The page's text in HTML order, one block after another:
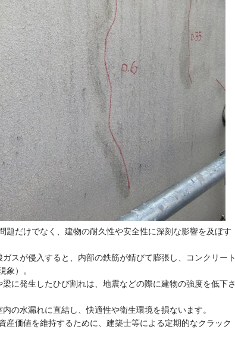
題だけでなく、建物の耐久性や安全性に深刻な影響を及ぼす
スが侵入すると、内部の鉄筋が錆びて膨張し、コンクリート
）。
に発生したひび割れは、地震などの際に建物の強度を低下さ
の水漏れに直結し、快適性や衛生環境を損ないます。
産価値を維持するために、建築士等による定期的なクラック